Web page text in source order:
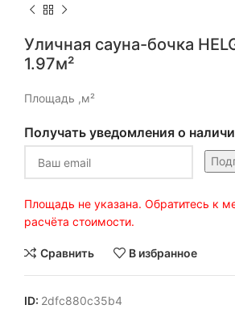
Уличная сауна-бочка
1.97м²
Площадь ,м²
Получать уведомления о
Площадь не указана. Обратитесь к
расчёта стоимости.
Сравнить В избранное
ID: 2dfc880c35b4